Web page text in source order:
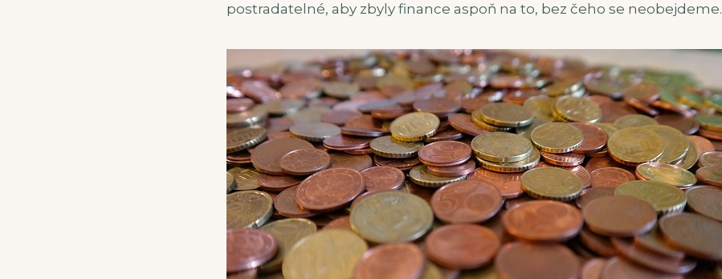
postradatelné, aby zbyly finance aspoň na to, bez čeho se neobejdeme.